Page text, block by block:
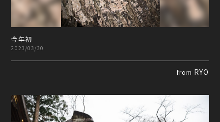
今年初
2023/03/30
from RYO